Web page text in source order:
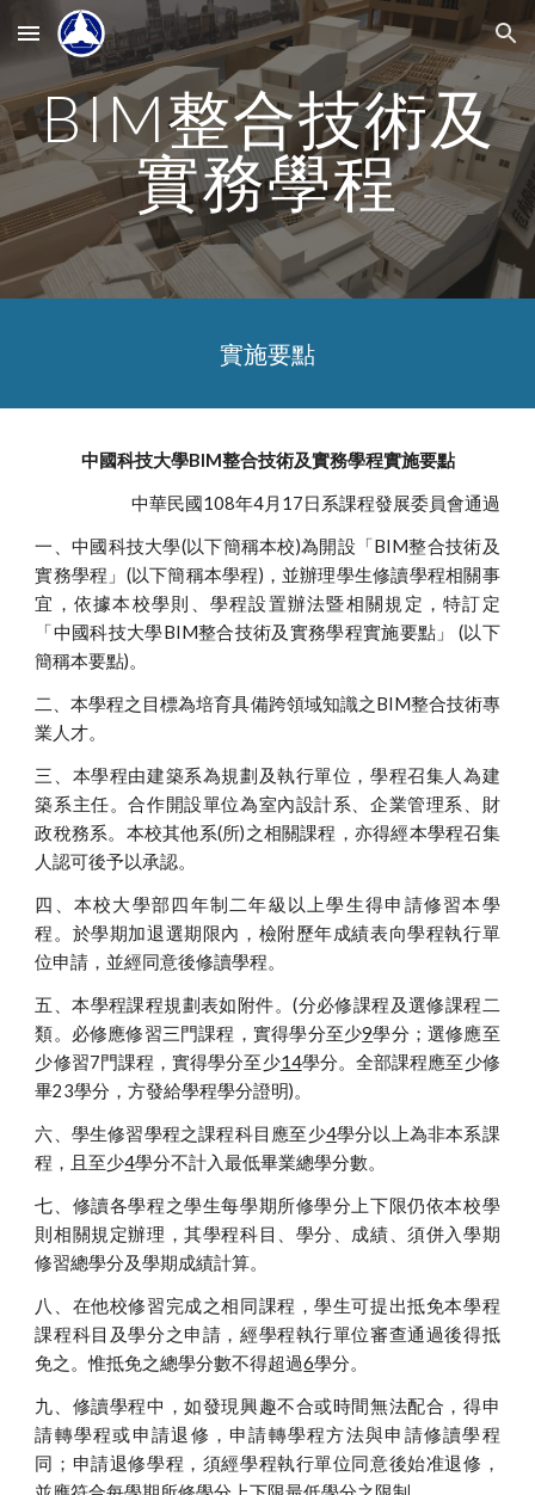
Skip to main content Skip to navigation
BIM整合技術及
實務學程
實施要點
中國科技大學BIM整合技術及實務學程實施要點
中華民國108年4月17日系課程發展委員會通過
一、中國科技大學(以下簡稱本校)為開設「BIM整合技術及
實務學程」(以下簡稱本學程)，並辦理學生修讀學程相關事
宜，依據本校學則、學程設置辦法暨相關規定，特訂定
「中國科技大學BIM整合技術及實務學程實施要點」 (以下
簡稱本要點)。
二、本學程之目標為培育具備跨領域知識之BIM整合技術專
業人才。
三、本學程由建築系為規劃及執行單位，學程召集人為建
築系主任。合作開設單位為室內設計系、企業管理系、財
政稅務系。本校其他系(所)之相關課程，亦得經本學程召集
人認可後予以承認。
四、本校大學部四年制二年級以上學生得申請修習本學
程。於學期加退選期限內，檢附歷年成績表向學程執行單
位申請，並經同意後修讀學程。
五、本學程課程規劃表如附件。(分必修課程及選修課程二
類。必修應修習三門課程，實得學分至少9學分；選修應至
少修習7門課程，實得學分至少14學分。全部課程應至少修
畢23學分，方發給學程學分證明)。
六、學生修習學程之課程科目應至少4學分以上為非本系課
程，且至少4學分不計入最低畢業總學分數。
七、修讀各學程之學生每學期所修學分上下限仍依本校學
則相關規定辦理，其學程科目、學分、成績、須併入學期
修習總學分及學期成績計算。
八、在他校修習完成之相同課程，學生可提出抵免本學程
課程科目及學分之申請，經學程執行單位審查通過後得抵
免之。惟抵免之總學分數不得超過6學分。
九、修讀學程中，如發現興趣不合或時間無法配合，得申
請轉學程或申請退修，申請轉學程方法與申請修讀學程
同；申請退修學程，須經學程執行單位同意後始准退修，